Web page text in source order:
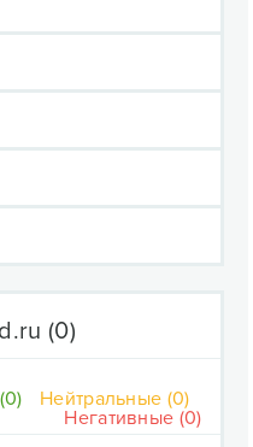
(0)
Нейтральные (0)
Негативные (0)